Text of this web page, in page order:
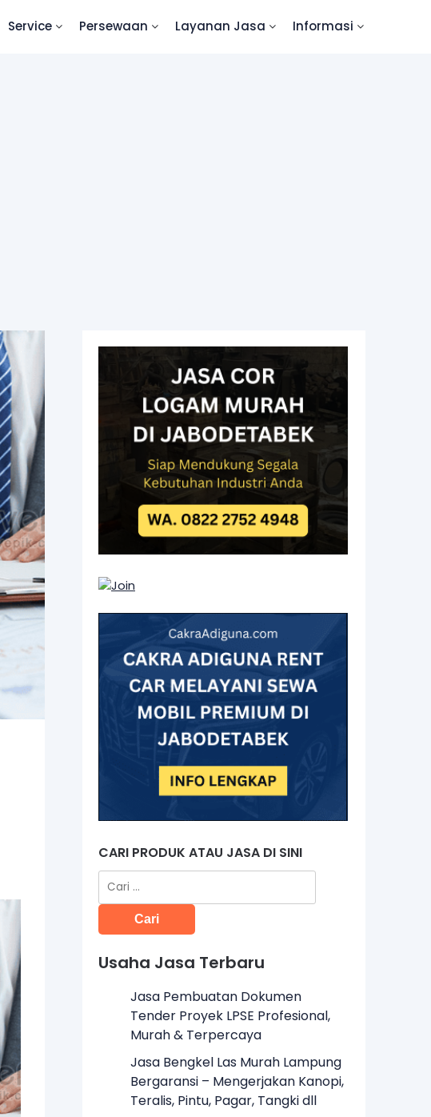
Service Persewaan Layanan Jasa Informasi
CARI PRODUK ATAU JASA DI SINI
Cari
untuk:
Usaha Jasa Terbaru
Jasa Pembuatan Dokumen
Tender Proyek LPSE Profesional,
Murah & Terpercaya
Jasa Bengkel Las Murah Lampung
Bergaransi – Mengerjakan Kanopi,
Teralis, Pintu, Pagar, Tangki dll